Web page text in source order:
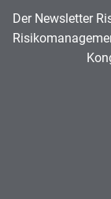
Der Newsletter